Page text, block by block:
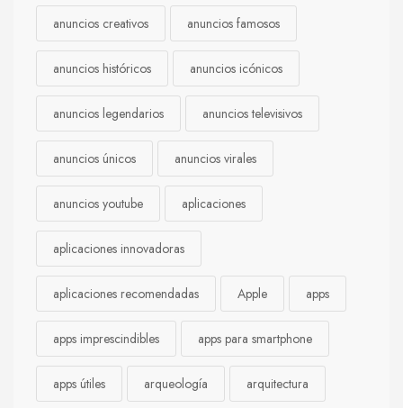
anuncios creativos anuncios famosos
anuncios históricos anuncios icónicos
anuncios legendarios anuncios televisivos
anuncios únicos anuncios virales
anuncios youtube aplicaciones
aplicaciones innovadoras
aplicaciones recomendadas Apple apps
apps imprescindibles apps para smartphone
apps útiles arqueología arquitectura